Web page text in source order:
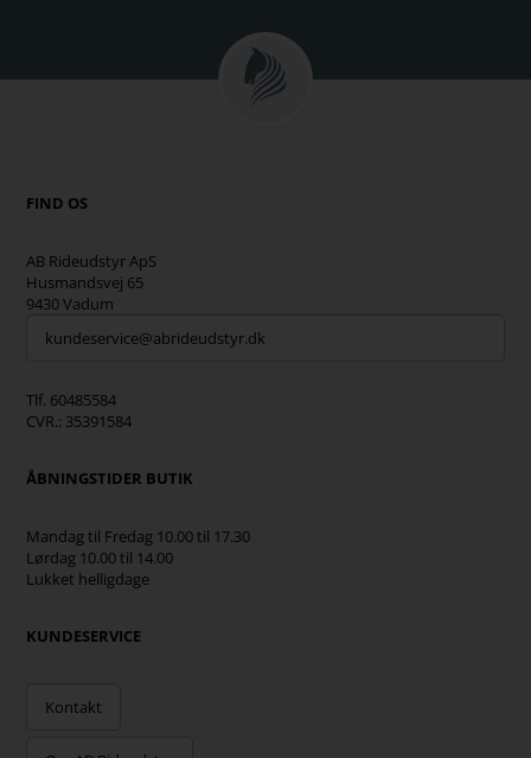
FIND OS
AB Rideudstyr ApS
Husmandsvej 65
9430 Vadum
kundeservice@abrideudstyr.dk
Tlf. 60485584
CVR.: 35391584
ÅBNINGSTIDER BUTIK
Mandag til Fredag 10.00 til 17.30
Lørdag 10.00 til 14.00
Lukket helligdage
KUNDESERVICE
Kontakt